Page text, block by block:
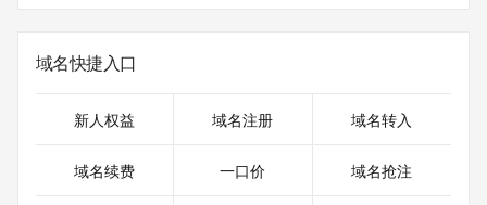
域名快捷入口
新人权益 域名注册 域名转入
域名续费 一口价 域名抢注